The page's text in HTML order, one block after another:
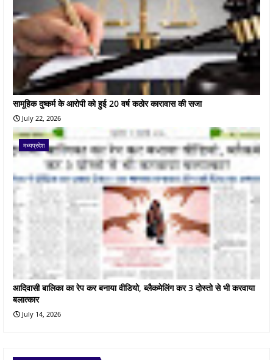
सामूहिक दुष्कर्म के आरोपी को हुई 20 वर्ष कठोर कारावास की सजा
July 22, 2026
मध्यप्रदेश
आदिवासी बालिका का रेप कर बनाया वीडियो, ब्लैकमेलिंग कर 3 दोस्तो से भी करवाया
बलात्कार
July 14, 2026